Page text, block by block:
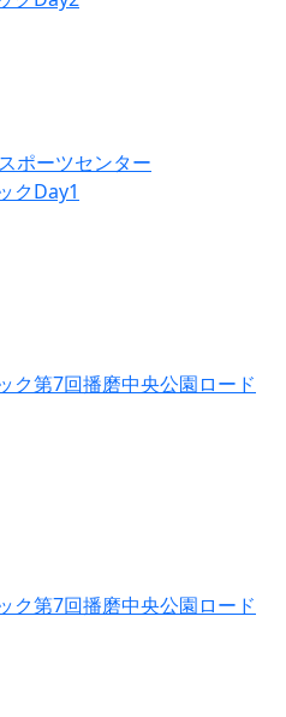
ポーツセンター
クDay1
ク第7回播磨中央公園ロード
ク第7回播磨中央公園ロード